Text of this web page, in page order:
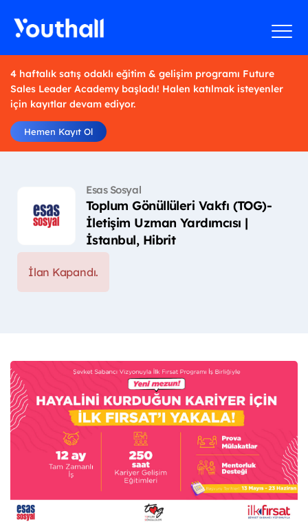
4 haftalık satış odaklı eğitim & gelişim programı Future
Sales Leader Academy başladı! Halen katılmak isteyenler
için kayıtlar devam ediyor.
Hemen Kayıt Ol
Esas Sosyal
Toplum Gönüllüleri Vakfı (TOG)-
İletişim Uzman Yardımcısı |
İstanbul, Hibrit
İlan Kapandı.